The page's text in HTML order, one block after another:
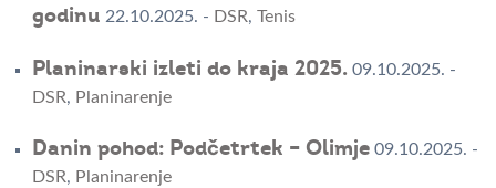
godinu 22.10.2025. - DSR, Tenis
Planinarski izleti do kraja 2025. 09.10.2025. -
DSR, Planinarenje
Danin pohod: Podčetrtek – Olimje 09.10.2025. -
DSR, Planinarenje